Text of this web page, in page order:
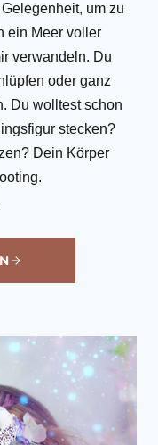
um zu
ein Meer voller
verwandeln. Du
oder ganz
Du wolltest schon
stecken?
Dein Körper